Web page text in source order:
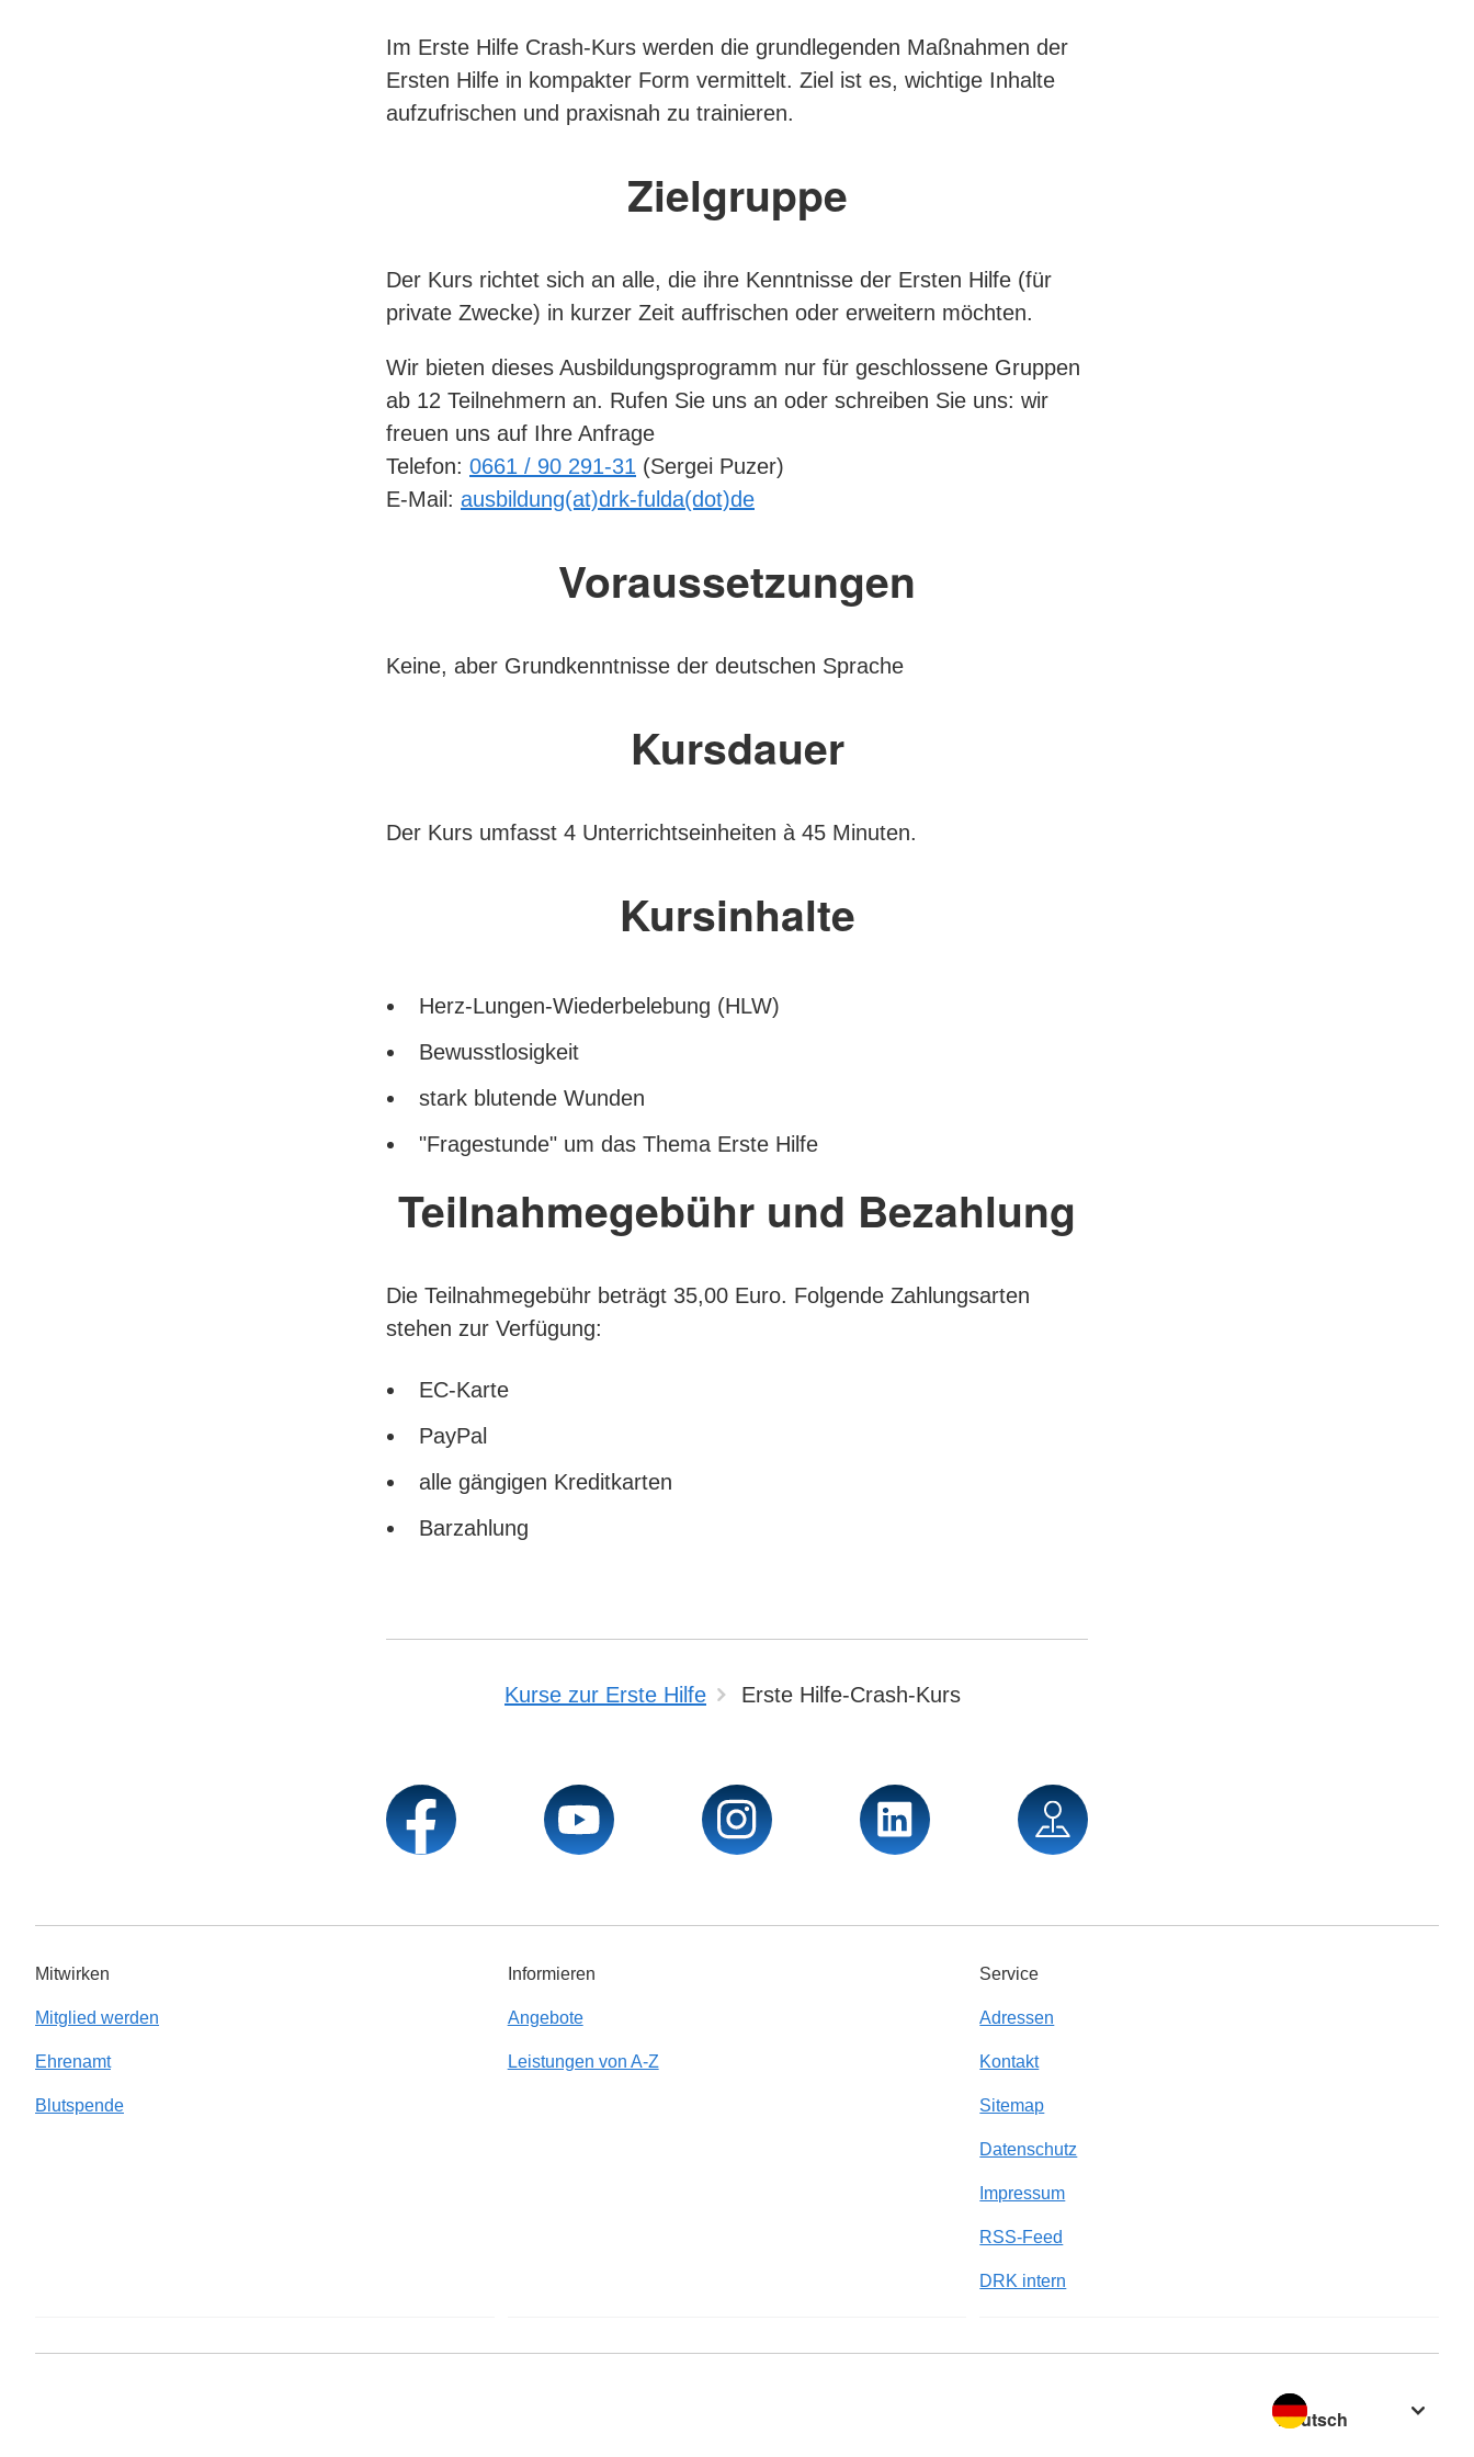
Im Erste Hilfe Crash-Kurs werden die grundlegenden Maßnahmen der
Ersten Hilfe in kompakter Form vermittelt. Ziel ist es, wichtige Inhalte
aufzufrischen und praxisnah zu trainieren.
Zielgruppe
Der Kurs richtet sich an alle, die ihre Kenntnisse der Ersten Hilfe (für
private Zwecke) in kurzer Zeit auffrischen oder erweitern möchten.
Wir bieten dieses Ausbildungsprogramm nur für geschlossene Gruppen
ab 12 Teilnehmern an. Rufen Sie uns an oder schreiben Sie uns: wir
freuen uns auf Ihre Anfrage
Telefon: 0661 / 90 291-31 (Sergei Puzer)
E-Mail: ausbildung(at)drk-fulda(dot)de
Voraussetzungen
Keine, aber Grundkenntnisse der deutschen Sprache
Kursdauer
Der Kurs umfasst 4 Unterrichtseinheiten à 45 Minuten.
Kursinhalte
Herz-Lungen-Wiederbelebung (HLW)
Bewusstlosigkeit
stark blutende Wunden
"Fragestunde" um das Thema Erste Hilfe
Teilnahmegebühr und Bezahlung
Die Teilnahmegebühr beträgt 35,00 Euro. Folgende Zahlungsarten
stehen zur Verfügung:
EC-Karte
PayPal
alle gängigen Kreditkarten
Barzahlung
Kurse zur Erste Hilfe Erste Hilfe-Crash-Kurs
Mitwirken
Mitglied werden
Ehrenamt
Blutspende
Informieren
Angebote
Leistungen von A-Z
Service
Adressen
Kontakt
Sitemap
Datenschutz
Impressum
RSS-Feed
DRK intern
Sprache wechseln zu